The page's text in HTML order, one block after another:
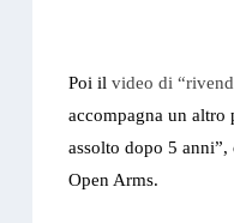
Poi ilvideo di
accompagna un altro
assolto dopo 5
Open Arms.